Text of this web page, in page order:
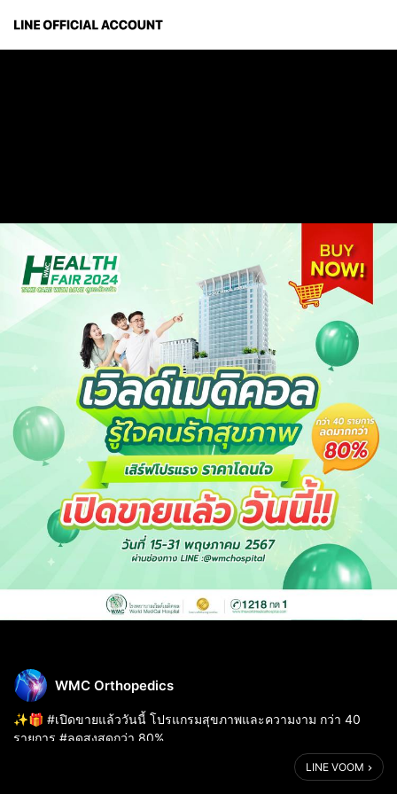
WMC Orthopedics
✨🎁 #เปิดขายแล้ววันนี้ โปรแกรมสุขภาพและความงาม กว่า 40
รายการ #ลดสูงสุดกว่า 80%
🛒 #เปิดขายผ่านช่องทางออนไลน์ 15-31 พฤษภาคมนี้ ผ่านช่องทาง
LINE VOOM